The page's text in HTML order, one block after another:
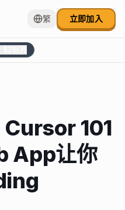
繁 立即加入
Cursor 101
App让你